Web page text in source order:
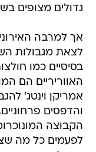
גדולים מצופים
אך למרבה
לצאת מגבולות
בסיסיים כמו
האווריריים הם
אמריקן וינטג'
והדפסים
הקבוצה
לפעמים כל מה